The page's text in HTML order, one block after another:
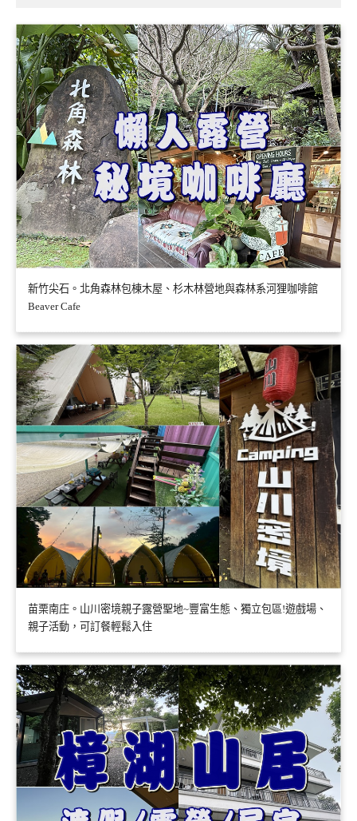
新竹尖石。北角森林包棟木屋、杉木林營地與森林系河狸咖啡館
Beaver Cafe
苗栗南庄。山川密境親子露營聖地~豐富生態、獨立包區!遊戲場、
親子活動，可訂餐輕鬆入住